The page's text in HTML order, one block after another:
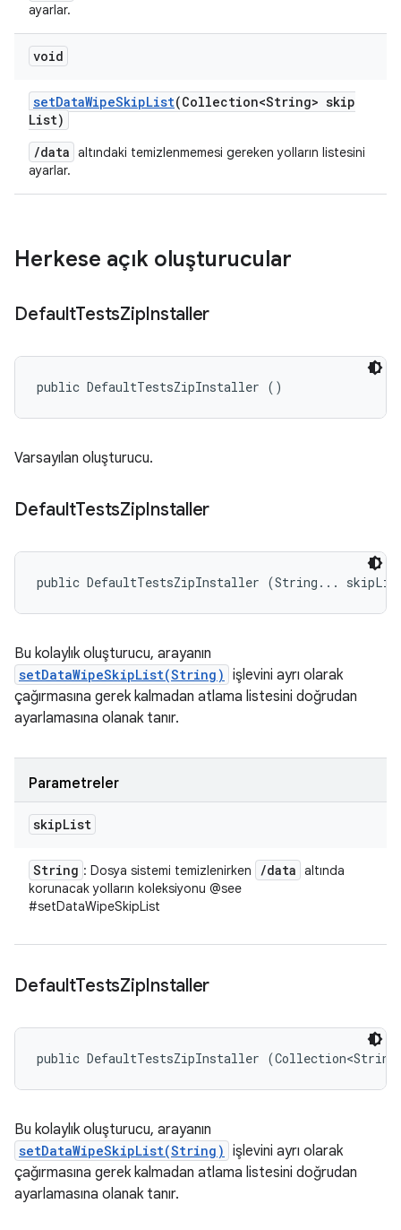
ayarlar.
void
setDataWipeSkipList(Collection<String> skip
List)
/data altındaki temizlenmemesi gereken yolların listesini
ayarlar.
Herkese açık oluşturucular
DefaultTestsZipInstaller
public DefaultTestsZipInstaller ()
Varsayılan oluşturucu.
DefaultTestsZipInstaller
public DefaultTestsZipInstaller (String...
Bu kolaylık oluşturucu, arayanın
setDataWipeSkipList(String) işlevini ayrı olarak
çağırmasına gerek kalmadan atlama listesini doğrudan
ayarlamasına olanak tanır.
Parametreler
skipList
String : Dosya sistemi temizlenirken /data altında
korunacak yolların koleksiyonu @see
#setDataWipeSkipList
DefaultTestsZipInstaller
public DefaultTestsZipInstaller
Bu kolaylık oluşturucu, arayanın
setDataWipeSkipList(String) işlevini ayrı olarak
çağırmasına gerek kalmadan atlama listesini doğrudan
ayarlamasına olanak tanır.